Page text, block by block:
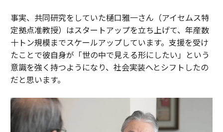
事実、共同研究をしていた樋口雅一さん（アイセムス特
定拠点准教授）はスタートアップを立ち上げて、年産数
十トン規模までスケールアップしています。支援を受け
たことで彼自身が「世の中で見える形にしたい」という
意識を強く持つようになり、社会実装へとシフトしたの
だと思います。